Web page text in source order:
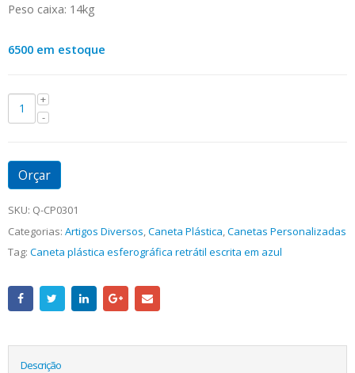
Peso caixa: 14kg
6500 em estoque
Orçar
SKU: Q-CP0301
Categorias: Artigos Diversos,Caneta Plástica,Canetas Personalizadas
Tag: Caneta plástica esferográfica retrátil escrita em azul
Descrição